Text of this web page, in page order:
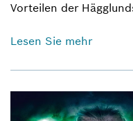
Vorteilen der
Lesen Sie mehr